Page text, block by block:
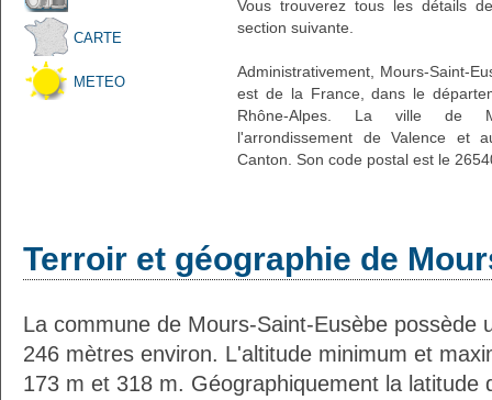
CARTE
METEO
Vous trouverez tous les détails
section suivante.
Administrativement, Mours-Saint-
est de la France, dans le
Rhône-Alpes. La ville de
l'arrondissement de Valence et
Canton. Son code postal est le
Terroir et géographie de
La commune de Mours-Saint-Eusèbe possède
246 mètres environ. L'altitude minimum et
173 m et 318 m. Géographiquement la latitude